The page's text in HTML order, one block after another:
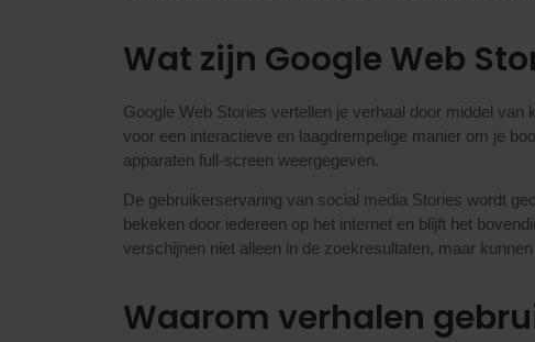
Wat zijn Google Web
Google Web Stories vertellen je verhaal door middel
voor een interactieve en laagdrempelige manier om je
apparaten full-screen weergegeven.
De gebruikerservaring van social media Stories wordt
bekeken door iedereen op het internet en blijft het
verschijnen niet alleen in de zoekresultaten, maar
Waarom verhalen